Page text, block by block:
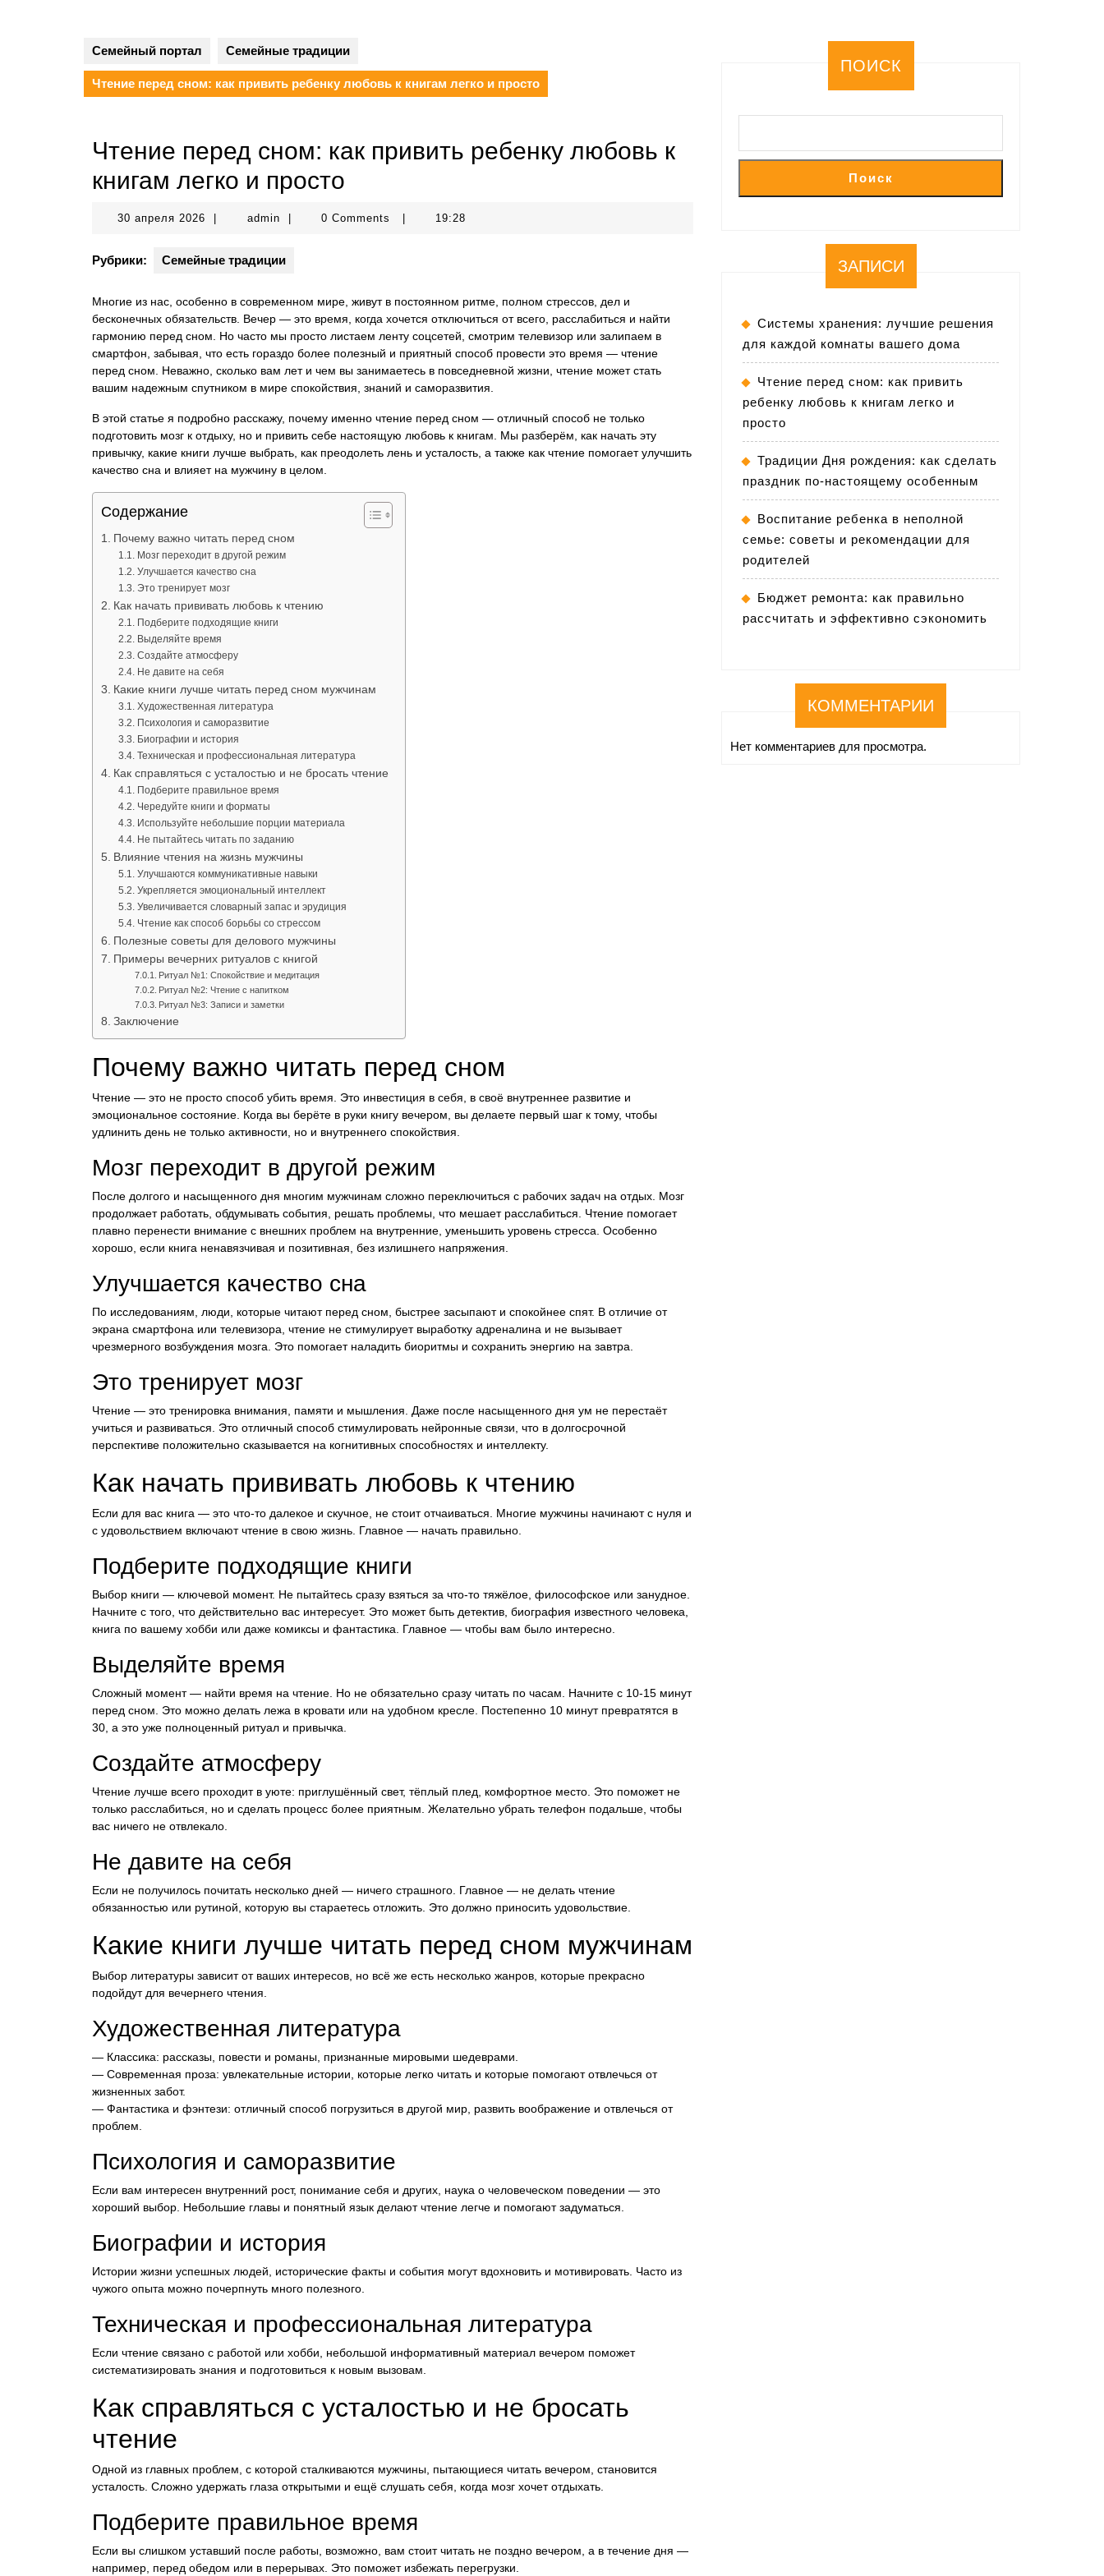
Семейный портал Семейные традиции
Чтение перед сном: как привить ребенку любовь к книгам легко и просто
Чтение перед сном: как привить ребенку любовь к
книгам легко и просто
30 апреля 2026 30
adminadmin 0 Comments 19:28
Рубрики: Семейные традиции
Многие из нас, особенно в современном мире, живут в постоянном ритме, полном стрессов, дел и
бесконечных обязательств. Вечер — это время, когда хочется отключиться от всего, расслабиться и найти
гармонию перед сном. Но часто мы просто листаем ленту соцсетей, смотрим телевизор или залипаем в
смартфон, забывая, что есть гораздо более полезный и приятный способ провести это время — чтение
перед сном. Неважно, сколько вам лет и чем вы занимаетесь в повседневной жизни, чтение может стать
вашим надежным спутником в мире спокойствия, знаний и саморазвития.
В этой статье я подробно расскажу, почему именно чтение перед сном — отличный способ не только
подготовить мозг к отдыху, но и привить себе настоящую любовь к книгам. Мы разберём, как начать эту
привычку, какие книги лучше выбрать, как преодолеть лень и усталость, а также как чтение помогает улучшить
качество сна и влияет на мужчину в целом.
Содержание
Почему важно читать перед сном
Мозг переходит в другой режим
Улучшается качество сна
Это тренирует мозг
Как начать прививать любовь к чтению
Подберите подходящие книги
Выделяйте время
Создайте атмосферу
Не давите на себя
Какие книги лучше читать перед сном мужчинам
Художественная литература
Психология и саморазвитие
Биографии и история
Техническая и профессиональная литература
Как справляться с усталостью и не бросать чтение
Подберите правильное время
Чередуйте книги и форматы
Используйте небольшие порции материала
Не пытайтесь читать по заданию
Влияние чтения на жизнь мужчины
Улучшаются коммуникативные навыки
Укрепляется эмоциональный интеллект
Увеличивается словарный запас и эрудиция
Чтение как способ борьбы со стрессом
Полезные советы для делового мужчины
Примеры вечерних ритуалов с книгой
Ритуал №1: Спокойствие и медитация
Ритуал №2: Чтение с напитком
Ритуал №3: Записи и заметки
Заключение
Почему важно читать перед сном
Чтение — это не просто способ убить время. Это инвестиция в себя, в своё внутреннее развитие и
эмоциональное состояние. Когда вы берёте в руки книгу вечером, вы делаете первый шаг к тому, чтобы
удлинить день не только активности, но и внутреннего спокойствия.
Мозг переходит в другой режим
После долгого и насыщенного дня многим мужчинам сложно переключиться с рабочих задач на отдых. Мозг
продолжает работать, обдумывать события, решать проблемы, что мешает расслабиться. Чтение помогает
плавно перенести внимание с внешних проблем на внутренние, уменьшить уровень стресса. Особенно
хорошо, если книга ненавязчивая и позитивная, без излишнего напряжения.
Улучшается качество сна
По исследованиям, люди, которые читают перед сном, быстрее засыпают и спокойнее спят. В отличие от
экрана смартфона или телевизора, чтение не стимулирует выработку адреналина и не вызывает
чрезмерного возбуждения мозга. Это помогает наладить биоритмы и сохранить энергию на завтра.
Это тренирует мозг
Чтение — это тренировка внимания, памяти и мышления. Даже после насыщенного дня ум не перестаёт
учиться и развиваться. Это отличный способ стимулировать нейронные связи, что в долгосрочной
перспективе положительно сказывается на когнитивных способностях и интеллекту.
Как начать прививать любовь к чтению
Если для вас книга — это что-то далекое и скучное, не стоит отчаиваться. Многие мужчины начинают с нуля и
с удовольствием включают чтение в свою жизнь. Главное — начать правильно.
Подберите подходящие книги
Выбор книги — ключевой момент. Не пытайтесь сразу взяться за что-то тяжёлое, философское или занудное.
Начните с того, что действительно вас интересует. Это может быть детектив, биография известного человека,
книга по вашему хобби или даже комиксы и фантастика. Главное — чтобы вам было интересно.
Выделяйте время
Сложный момент — найти время на чтение. Но не обязательно сразу читать по часам. Начните с 10-15 минут
перед сном. Это можно делать лежа в кровати или на удобном кресле. Постепенно 10 минут превратятся в
30, а это уже полноценный ритуал и привычка.
Создайте атмосферу
Чтение лучше всего проходит в уюте: приглушённый свет, тёплый плед, комфортное место. Это поможет не
только расслабиться, но и сделать процесс более приятным. Желательно убрать телефон подальше, чтобы
вас ничего не отвлекало.
Не давите на себя
Если не получилось почитать несколько дней — ничего страшного. Главное — не делать чтение
обязанностью или рутиной, которую вы стараетесь отложить. Это должно приносить удовольствие.
Какие книги лучше читать перед сном мужчинам
Выбор литературы зависит от ваших интересов, но всё же есть несколько жанров, которые прекрасно
подойдут для вечернего чтения.
Художественная литература
— Классика: рассказы, повести и романы, признанные мировыми шедеврами.
— Современная проза: увлекательные истории, которые легко читать и которые помогают отвлечься от
жизненных забот.
— Фантастика и фэнтези: отличный способ погрузиться в другой мир, развить воображение и отвлечься от
проблем.
Психология и саморазвитие
Если вам интересен внутренний рост, понимание себя и других, наука о человеческом поведении — это
хороший выбор. Небольшие главы и понятный язык делают чтение легче и помогают задуматься.
Биографии и история
Истории жизни успешных людей, исторические факты и события могут вдохновить и мотивировать. Часто из
чужого опыта можно почерпнуть много полезного.
Техническая и профессиональная литература
Если чтение связано с работой или хобби, небольшой информативный материал вечером поможет
систематизировать знания и подготовиться к новым вызовам.
Как справляться с усталостью и не бросать
чтение
Одной из главных проблем, с которой сталкиваются мужчины, пытающиеся читать вечером, становится
усталость. Сложно удержать глаза открытыми и ещё слушать себя, когда мозг хочет отдыхать.
Подберите правильное время
Если вы слишком уставший после работы, возможно, вам стоит читать не поздно вечером, а в течение дня —
например, перед обедом или в перерывах. Это поможет избежать перегрузки.
ПОИСК
Поиск
ЗАПИСИ
Системы хранения: лучшие решения
для каждой комнаты вашего дома
Чтение перед сном: как привить
ребенку любовь к книгам легко и
просто
Традиции Дня рождения: как сделать
праздник по-настоящему особенным
Воспитание ребенка в неполной
семье: советы и рекомендации для
родителей
Бюджет ремонта: как правильно
рассчитать и эффективно сэкономить
КОММЕНТАРИИ
Нет комментариев для просмотра.